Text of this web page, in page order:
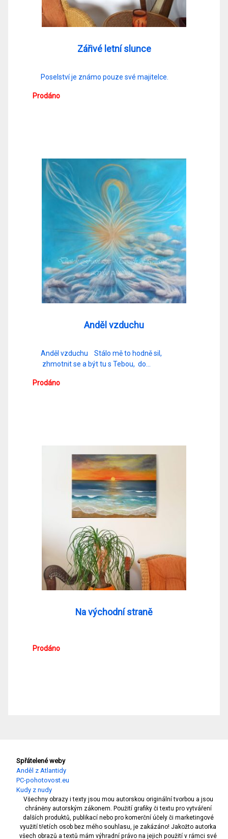
Zářivé letní slunce
Poselství je známo pouze své majitelce.
Prodáno
Anděl vzduchu
Anděl vzduchu Stálo mě to hodně sil,
zhmotnit se a být tu s Tebou, do…
Prodáno
Na východní straně
Prodáno
Spřátelené weby
Anděl z Atlantidy
PC-pohotovost.eu
Kudy z nudy
Všechny obrazy i texty jsou mou autorskou originální tvorbou a jsou
chráněny autorským zákonem. Použití grafiky či textu pro vytváření
dalších produktů, publikací nebo pro komerční účely či marketingové
využití třetích osob bez mého souhlasu, je zakázáno! Jakožto autorka
všech obrazů a textů mám výhradní právo na jejich použití v rámci své